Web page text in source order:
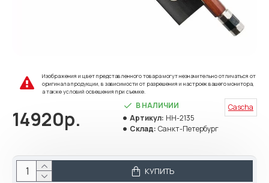
Изображения и цвет представленного товара могут незначительно отличаться от
оригинала продукции, в зависимости от разрешения и настроек вашего монитора,
а также условий освещения при съемке.
14920р.
В НАЛИЧИИ
Артикул: HH-2135
Склад: Санкт-Петербург
Cascha
КУПИТЬ